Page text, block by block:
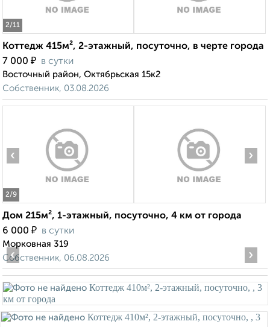
2/11
Коттедж 415м², 2-этажный, посуточно, в черте города
7 000 ₽ в сутки
Восточный район, Октябрьская 15к2
Собственник, 03.08.2026
2/9
‹ ›
Дом 215м², 1-этажный, посуточно, 4 км от города
6 000 ₽ в сутки
Морковная 319
Собственник, 06.08.2026
‹ ›